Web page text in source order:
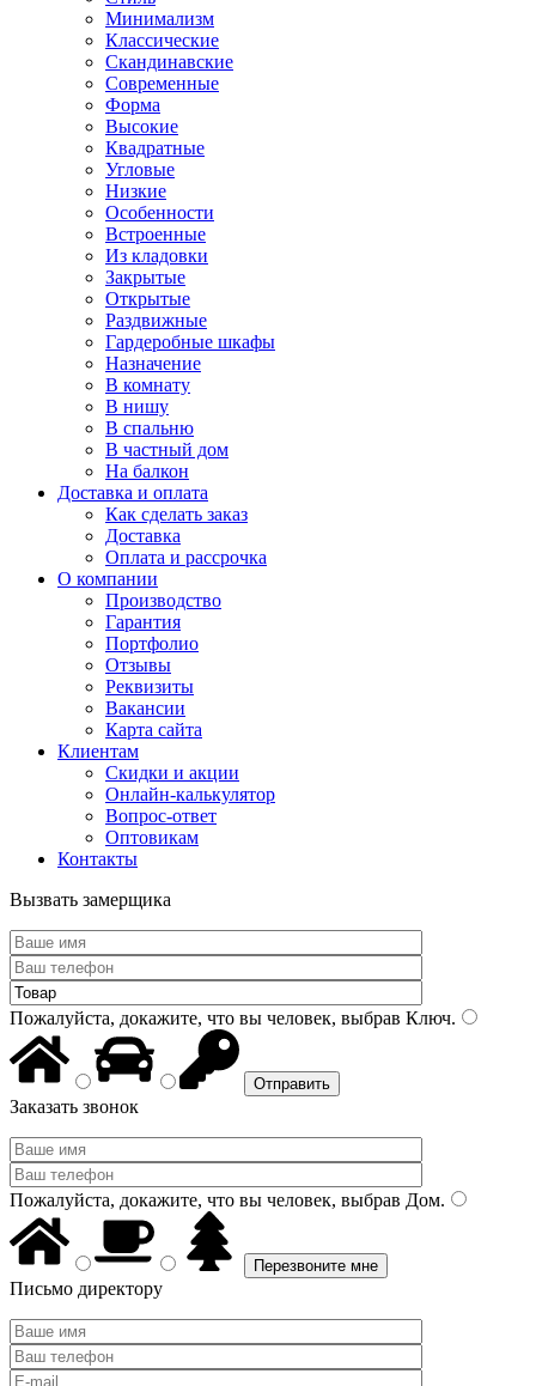
Минимализм
Классические
Скандинавские
Современные
Форма
Высокие
Квадратные
Угловые
Низкие
Особенности
Встроенные
Из кладовки
Закрытые
Открытые
Раздвижные
Гардеробные шкафы
Назначение
В комнату
В нишу
В спальню
В частный дом
На балкон
Доставка и оплата
Как сделать заказ
Доставка
Оплата и рассрочка
О компании
Производство
Гарантия
Портфолио
Отзывы
Реквизиты
Вакансии
Карта сайта
Клиентам
Скидки и акции
Онлайн-калькулятор
Вопрос-ответ
Оптовикам
Контакты
Вызвать замерщика
Пожалуйста, докажите, что вы человек, выбрав Ключ.
Заказать звонок
Пожалуйста, докажите, что вы человек, выбрав Дом.
Письмо директору